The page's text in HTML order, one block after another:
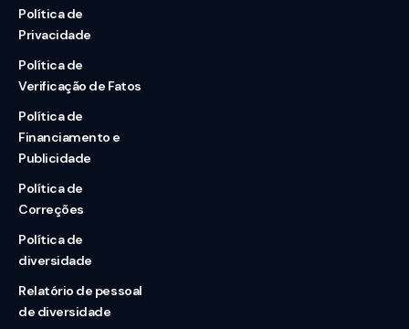
Política de
Privacidade
Política de
Verificação de Fatos
Política de
Financiamento e
Publicidade
Política de
Correções
Política de
diversidade
Relatório de pessoal
de diversidade